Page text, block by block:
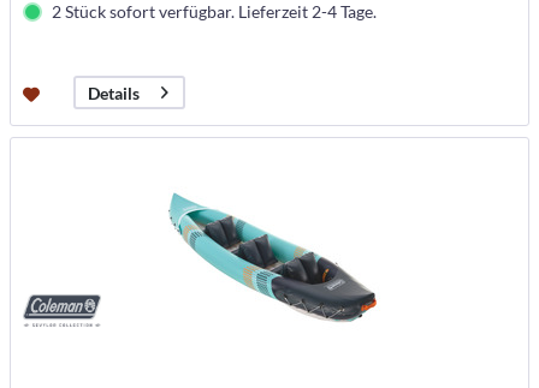
2 Stück sofort verfügbar. Lieferzeit 2-4 Tage.
Details